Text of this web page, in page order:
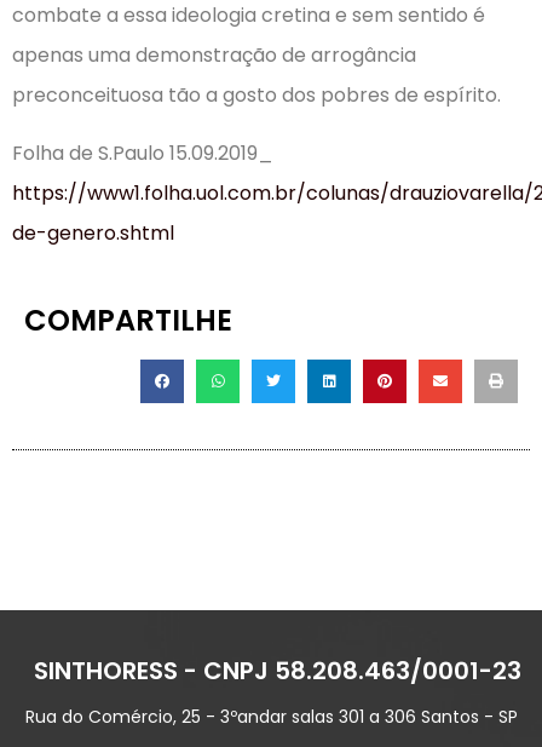
combate a essa ideologia cretina e sem sentido é
apenas uma demonstração de arrogância
preconceituosa tão a gosto dos pobres de espírito.
Folha de S.Paulo 15.09.2019_
https://www1.folha.uol.com.br/colunas/drauziovarella/
de-genero.shtml
COMPARTILHE
SINTHORESS - CNPJ 58.208.463/0001-23
Rua do Comércio, 25 - 3ºandar salas 301 a 306 Santos - SP